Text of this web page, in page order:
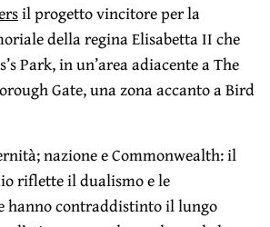
il progetto vincitore per la
della regina Elisabetta II che
Park, in un’area adiacente a The
Gate, una zona accanto a Bird
nazione e Commonwealth: il
riflette il dualismo e le
hanno contraddistinto il lungo